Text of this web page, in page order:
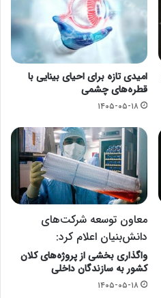
امیدی تازه برای احیای بینایی با
قطره‌های چشمی
۱۴۰۵-۰۵-۱۸
معاون توسعه شرکت‌های
دانش‌بنیان اعلام کرد:
واگذاری بخشی از پروژه‌های کلان
کشور به سازندگان داخلی
۱۴۰۵-۰۵-۱۸